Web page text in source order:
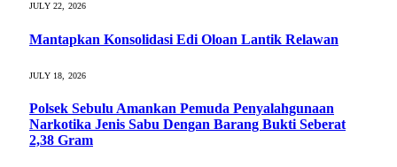
JULY 22, 2026
Mantapkan Konsolidasi Edi Oloan Lantik Relawan
JULY 18, 2026
Polsek Sebulu Amankan Pemuda Penyalahgunaan
Narkotika Jenis Sabu Dengan Barang Bukti Seberat
2,38 Gram